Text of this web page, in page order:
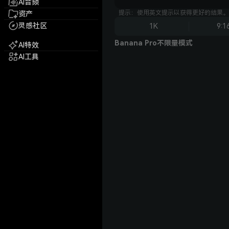
AI音频
资产
灵感社区
AI特效
AI工具
提示：使用英文提示以获得更好的结果。
1K
Banana Pro不限量模式